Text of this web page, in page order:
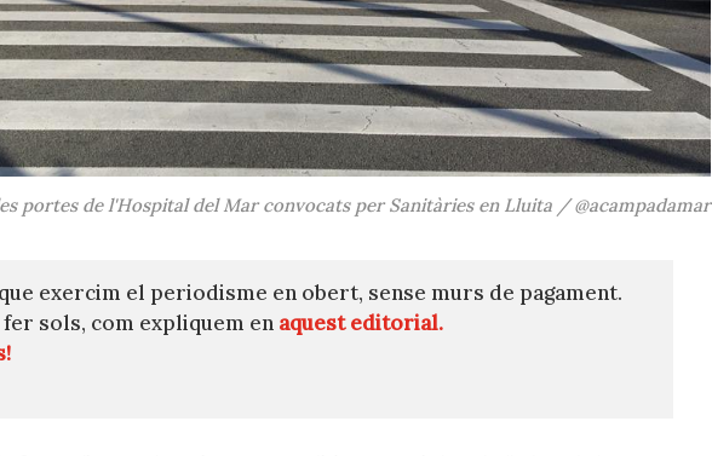
portes de l'Hospital del Mar convocats per Sanitàries en Lluita / @acampadamar
exercim el periodisme en obert, sense murs de pagament.
sols, com expliquem en aquest editorial.